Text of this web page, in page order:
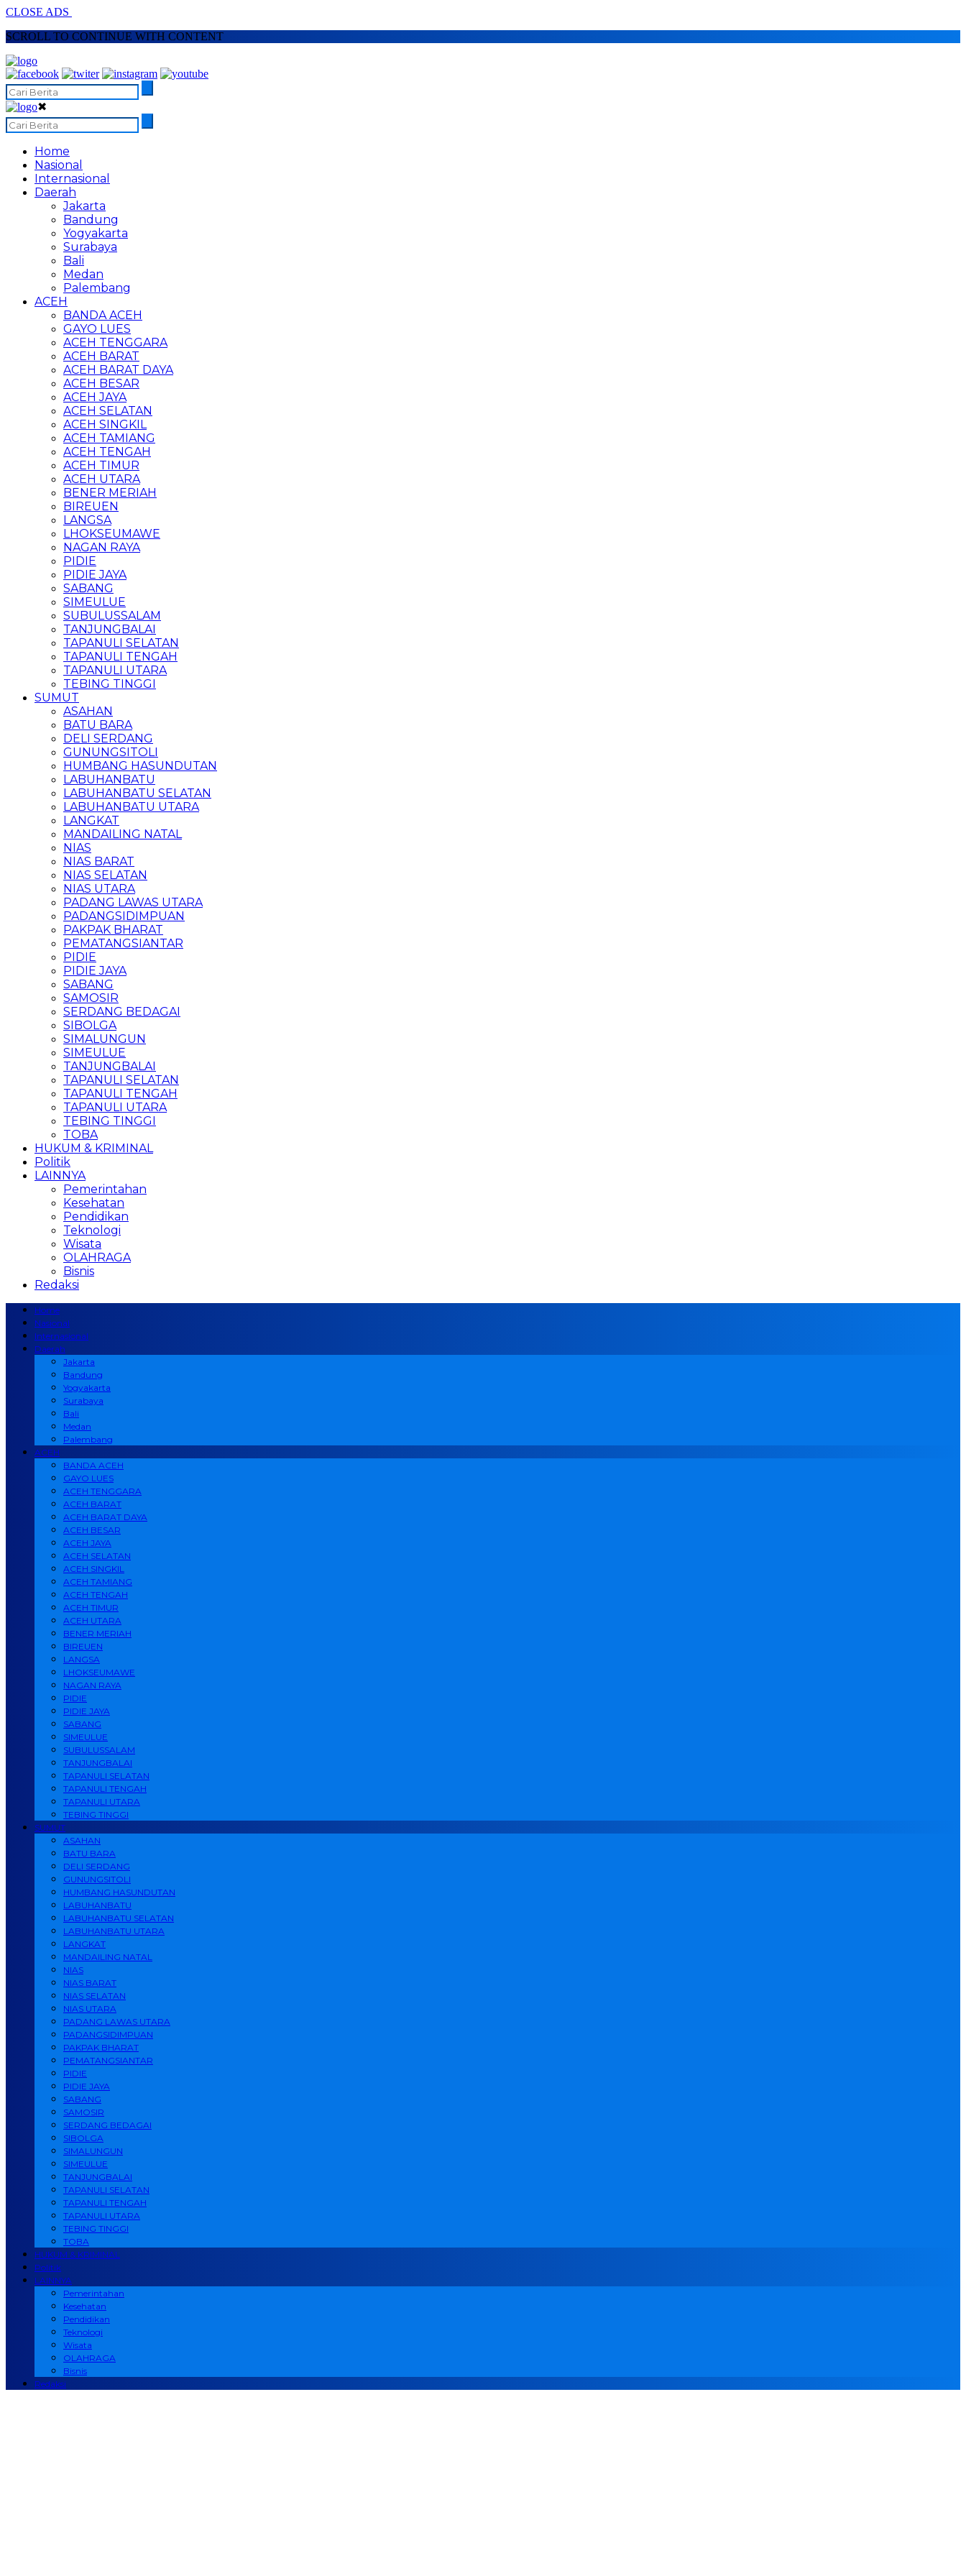
CLOSE ADS
SCROLL TO CONTINUE WITH CONTENT
✖
Home
Nasional
Internasional
Daerah
Jakarta
Bandung
Yogyakarta
Surabaya
Bali
Medan
Palembang
ACEH
BANDA ACEH
GAYO LUES
ACEH TENGGARA
ACEH BARAT
ACEH BARAT DAYA
ACEH BESAR
ACEH JAYA
ACEH SELATAN
ACEH SINGKIL
ACEH TAMIANG
ACEH TENGAH
ACEH TIMUR
ACEH UTARA
BENER MERIAH
BIREUEN
LANGSA
LHOKSEUMAWE
NAGAN RAYA
PIDIE
PIDIE JAYA
SABANG
SIMEULUE
SUBULUSSALAM
TANJUNGBALAI
TAPANULI SELATAN
TAPANULI TENGAH
TAPANULI UTARA
TEBING TINGGI
SUMUT
ASAHAN
BATU BARA
DELI SERDANG
GUNUNGSITOLI
HUMBANG HASUNDUTAN
LABUHANBATU
LABUHANBATU SELATAN
LABUHANBATU UTARA
LANGKAT
MANDAILING NATAL
NIAS
NIAS BARAT
NIAS SELATAN
NIAS UTARA
PADANG LAWAS UTARA
PADANGSIDIMPUAN
PAKPAK BHARAT
PEMATANGSIANTAR
PIDIE
PIDIE JAYA
SABANG
SAMOSIR
SERDANG BEDAGAI
SIBOLGA
SIMALUNGUN
SIMEULUE
TANJUNGBALAI
TAPANULI SELATAN
TAPANULI TENGAH
TAPANULI UTARA
TEBING TINGGI
TOBA
HUKUM & KRIMINAL
Politik
LAINNYA
Pemerintahan
Kesehatan
Pendidikan
Teknologi
Wisata
OLAHRAGA
Bisnis
Redaksi
Home
Nasional
Internasional
Daerah
Jakarta
Bandung
Yogyakarta
Surabaya
Bali
Medan
Palembang
ACEH
BANDA ACEH
GAYO LUES
ACEH TENGGARA
ACEH BARAT
ACEH BARAT DAYA
ACEH BESAR
ACEH JAYA
ACEH SELATAN
ACEH SINGKIL
ACEH TAMIANG
ACEH TENGAH
ACEH TIMUR
ACEH UTARA
BENER MERIAH
BIREUEN
LANGSA
LHOKSEUMAWE
NAGAN RAYA
PIDIE
PIDIE JAYA
SABANG
SIMEULUE
SUBULUSSALAM
TANJUNGBALAI
TAPANULI SELATAN
TAPANULI TENGAH
TAPANULI UTARA
TEBING TINGGI
SUMUT
ASAHAN
BATU BARA
DELI SERDANG
GUNUNGSITOLI
HUMBANG HASUNDUTAN
LABUHANBATU
LABUHANBATU SELATAN
LABUHANBATU UTARA
LANGKAT
MANDAILING NATAL
NIAS
NIAS BARAT
NIAS SELATAN
NIAS UTARA
PADANG LAWAS UTARA
PADANGSIDIMPUAN
PAKPAK BHARAT
PEMATANGSIANTAR
PIDIE
PIDIE JAYA
SABANG
SAMOSIR
SERDANG BEDAGAI
SIBOLGA
SIMALUNGUN
SIMEULUE
TANJUNGBALAI
TAPANULI SELATAN
TAPANULI TENGAH
TAPANULI UTARA
TEBING TINGGI
TOBA
HUKUM & KRIMINAL
Politik
LAINNYA
Pemerintahan
Kesehatan
Pendidikan
Teknologi
Wisata
OLAHRAGA
Bisnis
Redaksi